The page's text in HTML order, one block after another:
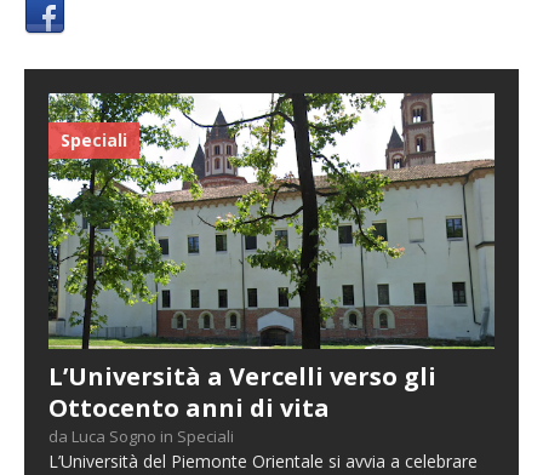
Speciali
L’Università a Vercelli verso gli
Ottocento anni di vita
da Luca Sogno in Speciali
L’Università del Piemonte Orientale si avvia a celebrare